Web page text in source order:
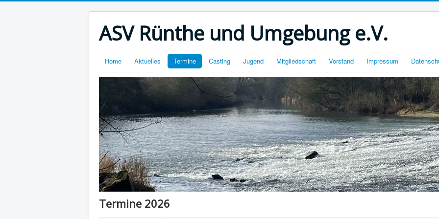
ASV Rünthe und Umgebung e.V.
Home Aktuelles Termine Casting Jugend Mitgliedschaft Vorstand Impressum
Termine 2026